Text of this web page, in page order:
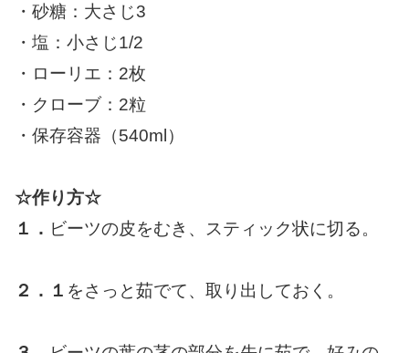
・砂糖：大さじ3
・塩：小さじ1/2
・ローリエ：2枚
・クローブ：2粒
・保存容器（540ml）
☆作り方☆
１． ビーツの皮をむき、スティック状に切る。
２．１ をさっと茹でて、取り出しておく。